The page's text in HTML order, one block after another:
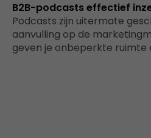
B2B-podcasts effectief
Podcasts zijn uitermate
aanvulling op de
geven je onbeperkte ruimte